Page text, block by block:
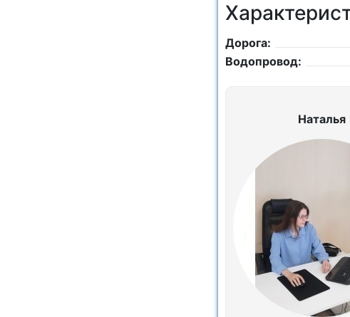
Дорога:
Водопровод:
Наталья